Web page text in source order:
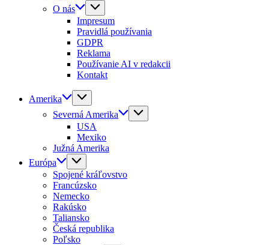
O nás
Impresum
Pravidlá používania
GDPR
Reklama
Používanie AI v redakcii
Kontakt
Amerika
Severná Amerika
USA
Mexiko
Južná Amerika
Európa
Spojené kráľovstvo
Francúzsko
Nemecko
Rakúsko
Taliansko
Česká republika
Poľsko